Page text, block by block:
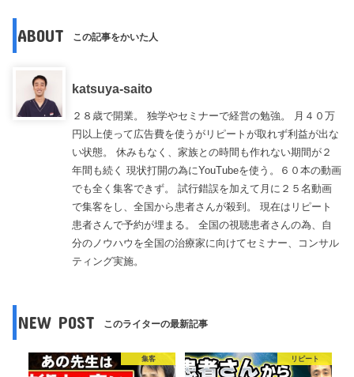
ABOUT この記事をかいた人
katsuya-saito
２８歳で開業。 独学やセミナーで経営の勉強。 月４０万
円以上使って広告費を使うがリピートが取れず利益が出な
い状態。 休みもなく、家族との時間も作れない期間が２
年間も続く 現状打開の為にYouTubeを使う。６０本の動画
でも全く集客できず。 試行錯誤を加えて月に２５名動画
で集客をし、全国から患者さんが殺到。 現在はリピート
患者さんで予約が埋まる。 全国の視聴患者さんの為、自
分のノウハウを全国の治療家に向けてセミナー、コンサル
ティング実施。
NEW POST このライターの最新記事
集客 リピート